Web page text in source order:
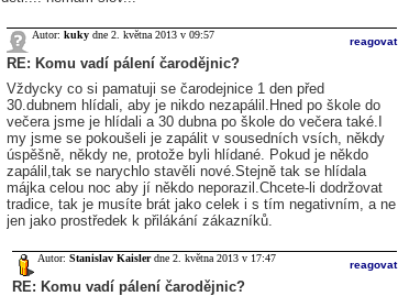
Autor: kuky dne 2. května 2013 v 09:57
reagovat
RE: Komu vadí pálení čarodějnic?
Vždycky co si pamatuji se čarodejnice 1 den před
30.dubnem hlídali, aby je nikdo nezapálil.Hned po škole do
večera jsme je hlídali a 30 dubna po škole do večera také.I
my jsme se pokoušeli je zapálit v sousedních vsích, někdy
úspěšně, někdy ne, protože byli hlídané. Pokud je někdo
zapálil,tak se narychlo stavěli nové.Stejně tak se hlídala
májka celou noc aby jí někdo neporazil.Chcete-li dodržovat
tradice, tak je musíte brát jako celek i s tím negativním, a ne
jen jako prostředek k přilákání zákazníků.
Autor: Stanislav Kaislerdne 2. května 2013 v 17:47
reagovat
RE: Komu vadí pálení čarodějnic?